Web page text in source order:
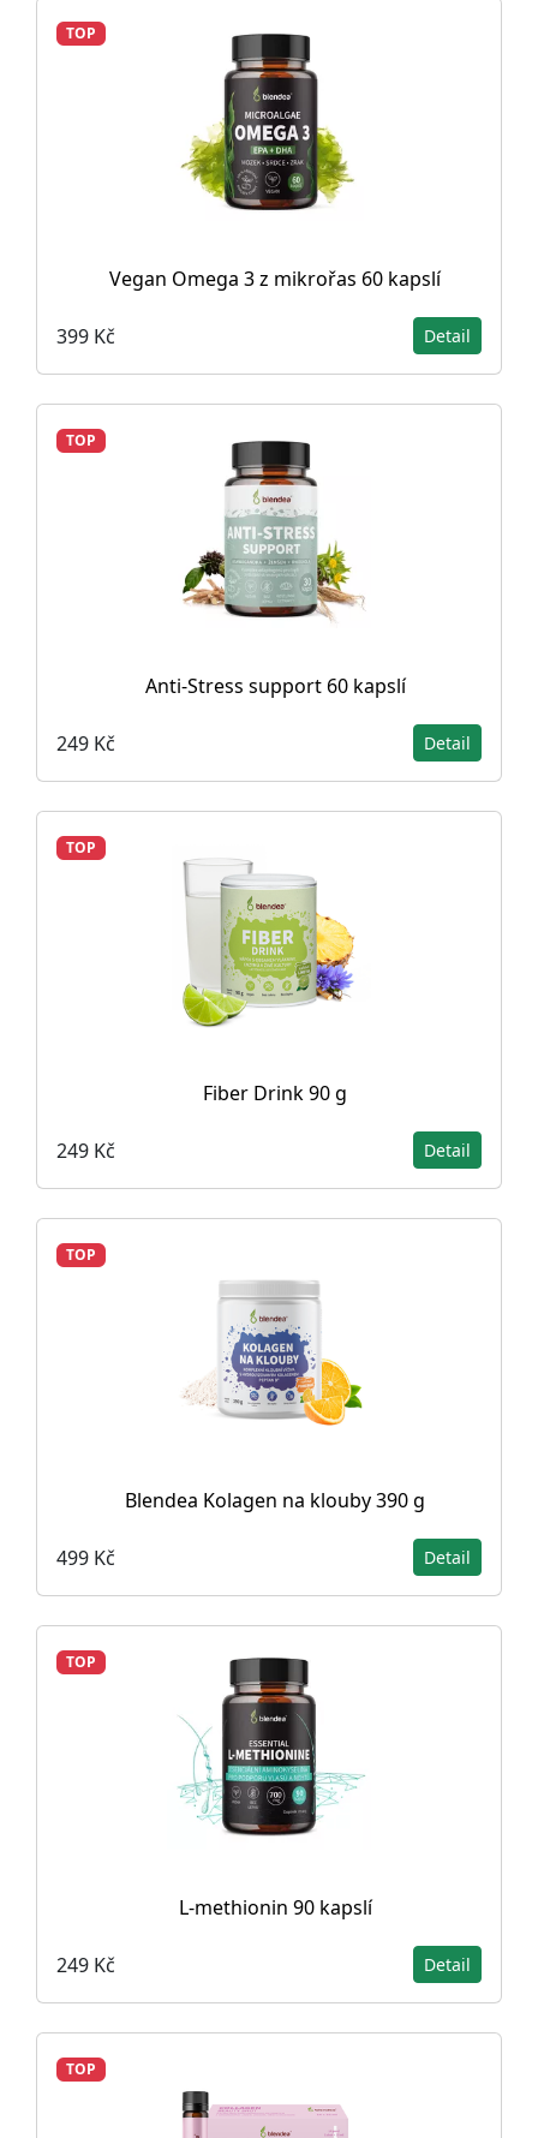
TOP
Vegan Omega 3 z mikrořas 60 kapslí
399 Kč Detail
TOP
Anti-Stress support 60 kapslí
249 Kč Detail
TOP
Fiber Drink 90 g
249 Kč Detail
TOP
Blendea Kolagen na klouby 390 g
499 Kč Detail
TOP
L-methionin 90 kapslí
249 Kč Detail
TOP